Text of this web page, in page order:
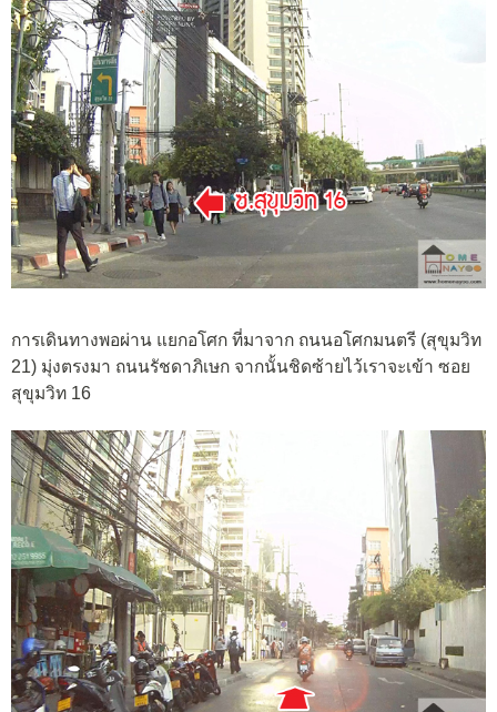
การเดินทางพอผ่าน แยกอโศก ที่มาจาก ถนนอโศกมนตรี (สุขุมวิท
21) มุ่งตรงมา ถนนรัชดาภิเษก จากนั้นชิดซ้ายไว้เราจะเข้า ซอย
สุขุมวิท 16